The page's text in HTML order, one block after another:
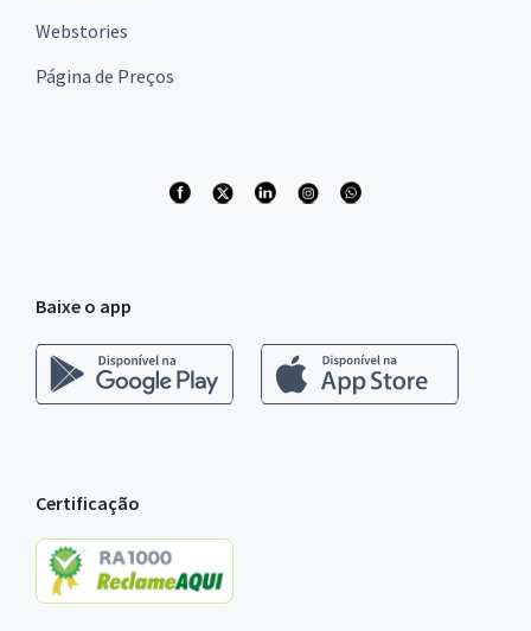
Webstories
Página de Preços
Baixe o app
Certificação